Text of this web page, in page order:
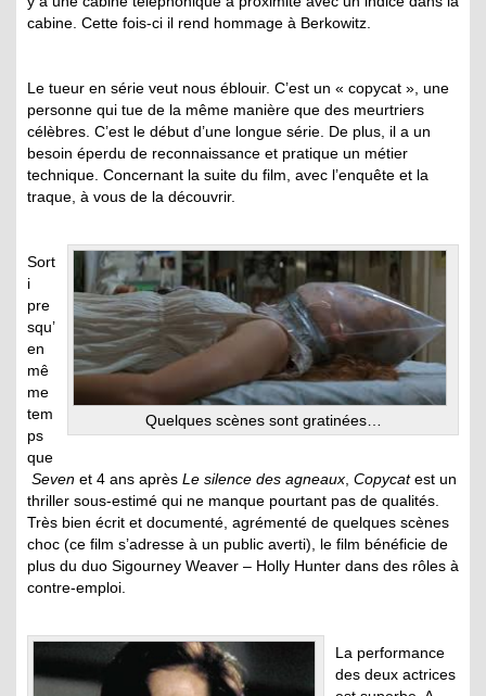
cabine. Cette fois-ci il rend hommage à Berkowitz.
Le tueur en série veut nous éblouir. C’est un « copycat », une
personne qui tue de la même manière que des meurtriers
célèbres. C’est le début d’une longue série. De plus, il a un
besoin éperdu de reconnaissance et pratique un métier
technique. Concernant la suite du film, avec l’enquête et la
traque, à vous de la découvrir.
Quelques scènes sont gratinées…
Sort
i
pre
squ’
en
mê
me
tem
ps
que
Seven et 4 ans après Le silence des agneaux Copycatest un
thriller sous-estimé qui ne manque pourtant pas de qualités.
Très bien écrit et documenté, agrémenté de quelques scènes
choc (ce film s’adresse à un public averti), le film bénéficie de
plus du duo Sigourney Weaver – Holly Hunter dans des rôles à
contre-emploi.
La performance
des deux actrices